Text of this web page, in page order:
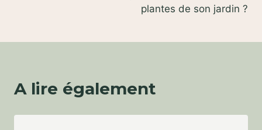
plantes de son jardin ?
A lire également